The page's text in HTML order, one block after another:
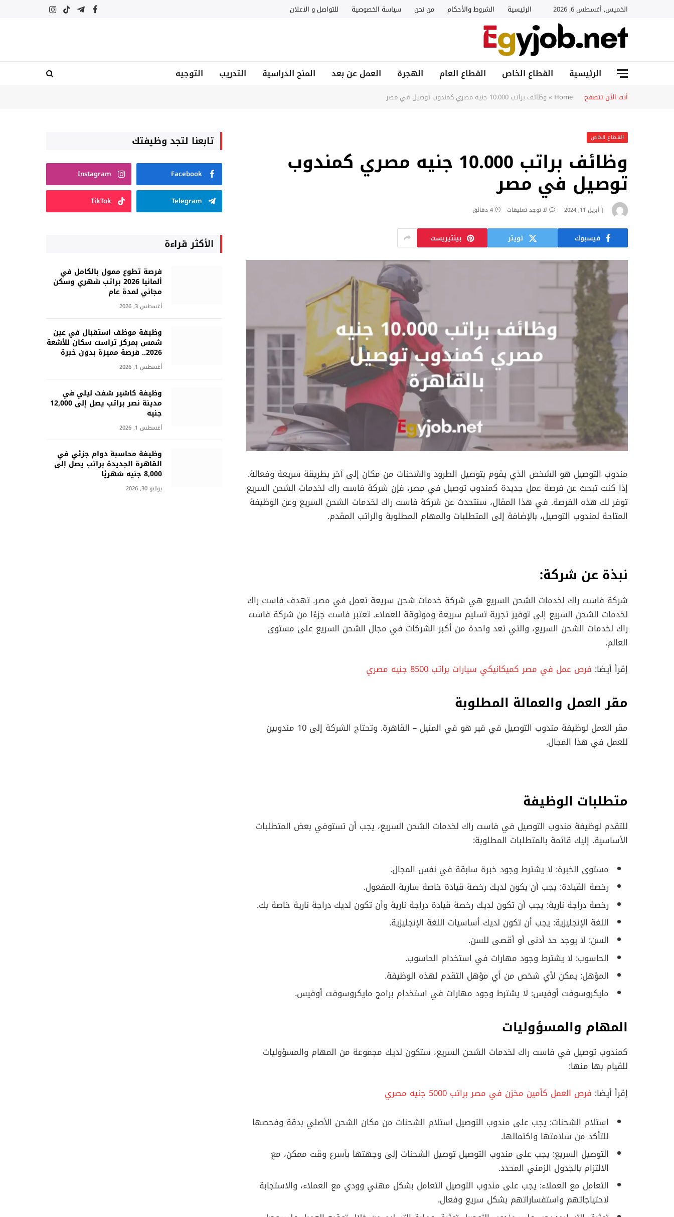
الخميس, أغسطس 6, 2026 الرئيسية الشروط والأحكام من نحن سياسة الخصوصية للتواصل و الاعلان فيسبوكتيلقرامتيكتوكالانستغرام
الرئيسية القطاع الخاص القطاع العام الهجرة العمل عن بعد المنح الدراسية التدريب التوجيه
أنت الآن تتصفح: Home
» وظائف براتب 10.000 جنيه مصري كمندوب توصيل في مصر
القطاع الخاص
وظائف براتب 10.000 جنيه مصري كمندوب
توصيل في مصر
أبريل 11, 2024 لا توجد تعليقات 4 دقائق
فيسبوك تويتر بينتيريست
مندوب التوصيل هو الشخص الذي يقوم بتوصيل الطرود والشحنات من مكان إلى آخر بطريقة سريعة وفعالة.
إذا كنت تبحث عن فرصة عمل جديدة كمندوب توصيل في مصر، فإن شركة فاست راك لخدمات الشحن السريع
توفر لك هذه الفرصة. في هذا المقال، سنتحدث عن شركة فاست راك لخدمات الشحن السريع وعن الوظيفة
المتاحة لمندوب التوصيل، بالإضافة إلى المتطلبات والمهام المطلوبة والراتب المقدم.
نبذة عن شركة:
شركة فاست راك لخدمات الشحن السريع هي شركة خدمات شحن سريعة تعمل في مصر. تهدف فاست راك
لخدمات الشحن السريع إلى توفير تجربة تسليم سريعة وموثوقة للعملاء. تعتبر فاست جزءًا من شركة فاست
راك لخدمات الشحن السريع، والتي تعد واحدة من أكبر الشركات في مجال الشحن السريع على مستوى
العالم.
إقرأ أيضا: فرص عمل في مصر كميكانيكي سيارات براتب 8500 جنيه مصري
مقر العمل والعمالة المطلوبة
مقر العمل لوظيفة مندوب التوصيل في فير هو في المنيل – القاهرة. وتحتاج الشركة إلى 10 مندوبين
للعمل في هذا المجال.
متطلبات الوظيفة
للتقدم لوظيفة مندوب التوصيل في فاست راك لخدمات الشحن السريع، يجب أن تستوفي بعض المتطلبات
الأساسية. إليك قائمة بالمتطلبات المطلوبة:
مستوى الخبرة: لا يشترط وجود خبرة سابقة في نفس المجال.
رخصة القيادة: يجب أن يكون لديك رخصة قيادة خاصة سارية المفعول.
رخصة دراجة نارية: يجب أن تكون لديك رخصة قيادة دراجة نارية وأن تكون لديك دراجة نارية خاصة بك.
اللغة الإنجليزية: يجب أن تكون لديك أساسيات اللغة الإنجليزية.
السن: لا يوجد حد أدنى أو أقصى للسن.
الحاسوب: لا يشترط وجود مهارات في استخدام الحاسوب.
المؤهل: يمكن لأي شخص من أي مؤهل التقدم لهذه الوظيفة.
مايكروسوفت أوفيس: لا يشترط وجود مهارات في استخدام برامج مايكروسوفت أوفيس.
المهام والمسؤوليات
كمندوب توصيل في فاست راك لخدمات الشحن السريع، ستكون لديك مجموعة من المهام والمسؤوليات
للقيام بها منها:
إقرأ أيضا: فرص العمل كأمين مخزن في مصر براتب 5000 جنيه مصري
استلام الشحنات: يجب على مندوب التوصيل استلام الشحنات من مكان الشحن الأصلي بدقة وفحصها
للتأكد من سلامتها واكتمالها.
التوصيل السريع: يجب على مندوب التوصيل توصيل الشحنات إلى وجهتها بأسرع وقت ممكن، مع
الالتزام بالجدول الزمني المحدد.
التعامل مع العملاء: يجب على مندوب التوصيل التعامل بشكل مهني وودي مع العملاء، والاستجابة
لاحتياجاتهم واستفساراتهم بشكل سريع وفعال.
تابعنا لتجد وظيفتك
Facebook
Instagram
Telegram
TikTok
الأكثر قراءة
فرصة تطوع ممول بالكامل في
ألمانيا 2026 براتب شهري وسكن
مجاني لمدة عام
أغسطس 3, 2026
وظيفة موظف استقبال في عين
شمس بمركز تراست سكان للأشعة
2026.. فرصة مميزة بدون خبرة
أغسطس 1, 2026
وظيفة كاشير شفت ليلي في
مدينة نصر براتب يصل إلى 12,000
جنيه
أغسطس 1, 2026
وظيفة محاسبة دوام جزئي في
القاهرة الجديدة براتب يصل إلى
8,000 جنيه شهريًا
يوليو 30, 2026